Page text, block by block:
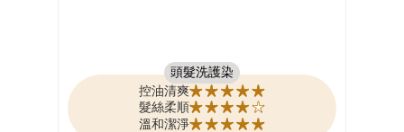
可是必經之路 「可以靠 好的洗髮精 來保護」
謝謝 美周報 試用 讓我能真的 體驗到一款適合 自己
頭皮 跟 找回 清爽的髮絲（乾爽的頭皮）
☆飛柔 植粹控油淨澈洗髮露☆ 推推
頭髮洗護染
控油清爽
髮絲柔順
溫和潔淨